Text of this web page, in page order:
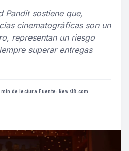
Pandit sostiene que,
cinematográficas son un
representan un riesgo
superar entregas
min de lectura·Fuente: News18.com